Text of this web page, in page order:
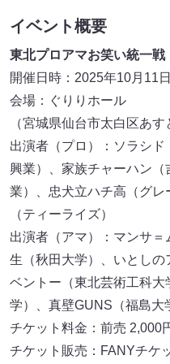
イベント概要
東北プロアマお笑い統一戦
開催日時：2025年10月11
会場：ぐりりホール
（宮城県仙台市太白区あす
出演者（プロ）：ソラシ
興業）、家族チャーハン
業）、忠犬立ハチ高（グ
（ティーライズ）
出演者（アマ）：マンサ
生（秋田大学）、いとし
ベントー（東北芸術工科
学）、真壁GUNS（福島大
チケット料金：前売 2,000
チケット販売：FANYチケ